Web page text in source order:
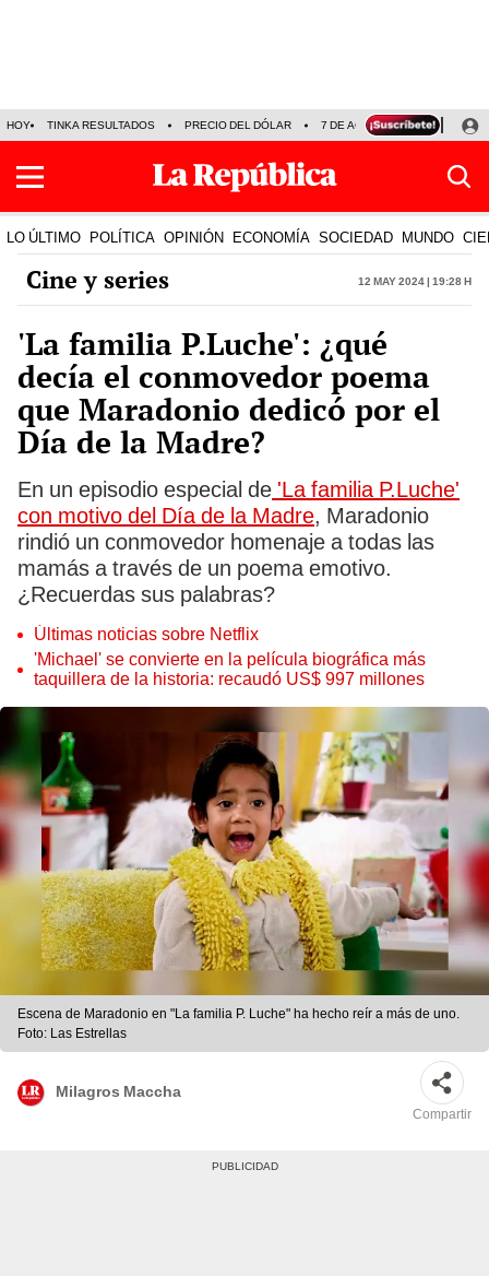
HOY TINKA RESULTADOS PRECIO DEL DÓLAR 7 DE AGOSTO OLLANTA
LO ÚLTIMO POLÍTICA OPINIÓN ECONOMÍA SOCIEDAD MUNDO
Cine y series 12 May 2024 | 19:28 h
'La familia P.Luche': ¿qué
decía el conmovedor poema
que Maradonio dedicó por el
Día de la Madre?
En un episodio especial de 'La familia P.Luche'
con motivo del Día de la Madre, Maradonio
rindió un conmovedor homenaje a todas las
mamás a través de un poema emotivo.
¿Recuerdas sus palabras?
Últimas noticias sobre Netflix
'Michael' se convierte en la película biográfica más
taquillera de la historia: recaudó US$ 997 millones
Escena de Maradonio en "La familia P. Luche" ha hecho reír a más de uno.
Foto: Las Estrellas
Milagros Maccha
Compartir